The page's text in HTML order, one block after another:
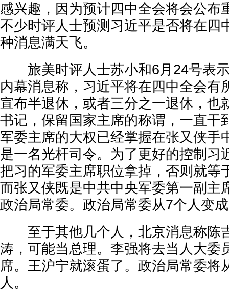
感兴趣，因为预计四中全会将会公布
不少时评人士预测习近平是否将在四
种消息满天飞。
旅美时评人士苏小和6月24号表示
内幕消息称，习近平将在四中全会有
宣布半退休，或者三分之一退休，也
书记，保留国家主席的称谓，一直干
军委主席的大权已经掌握在张又侠手
是一名光杆司令。为了更好的控制习
把习的军委主席职位拿掉，否则就等
而张又侠既是中共中央军委第一副主
政治局常委。政治局常委从7个人变
至于其他几个人，北京消息称陈
涛，可能当总理。李强将去当人大委
席。王沪宁就滚蛋了。政治局常委将
人。